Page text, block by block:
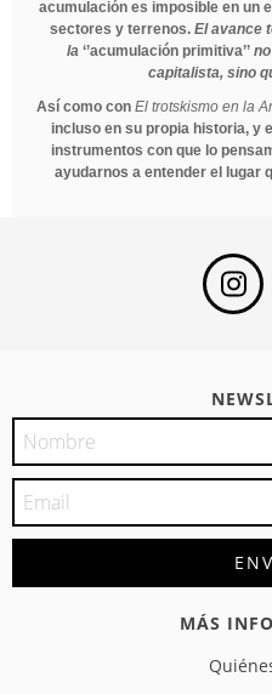
acumulación es imposible en un
sectores y terrenos. El avance
la ‘’acumulación primitiva’’
capitalista, sino
Así como con El trotskismo en la
incluso en su propia historia, y
instrumentos con que lo
ayudarnos a entender el lugar
MÁS